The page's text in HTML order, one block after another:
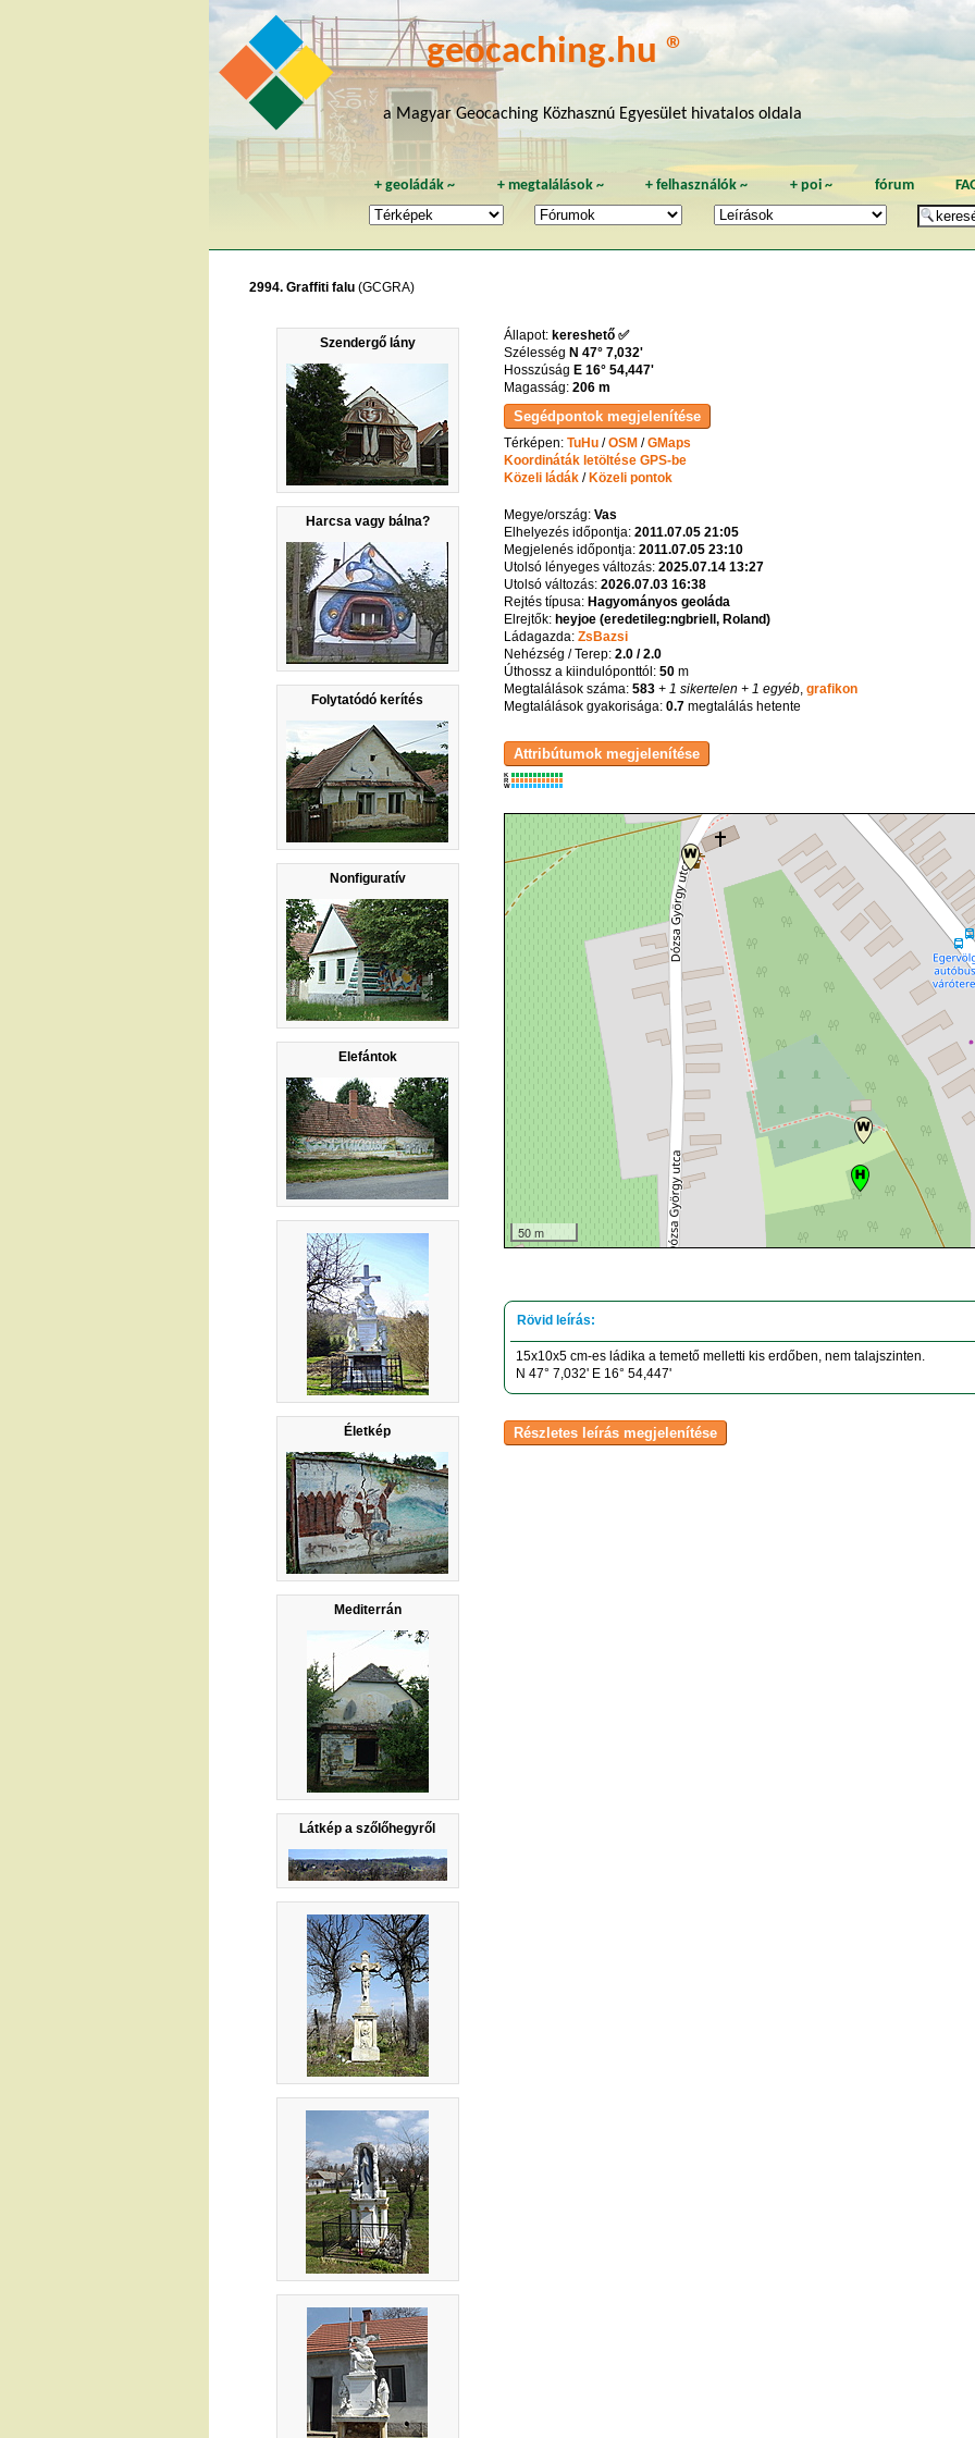
geocaching.hu ®
a Magyar Geocaching Közhasznú Egyesület hivatalos oldala
+geoládák ~ + megtalálások~ +felhasználók ~ + poi~ fórum
2994. Graffiti falu (GCGRA)
Szendergő lány
Harcsa vagy bálna?
Folytatódó kerítés
Nonfiguratív
Elefántok
Életkép
Mediterrán
Látkép a szőlőhegyről
Állapot: kereshető ✅
Szélesség N 47° 7,032'
Hosszúság E 16° 54,447'
Magasság: 206 m
Térképen: TuHu/OSM /GMaps
Koordináták letöltése GPS-be
Közeli ládák/ Közeli pontok
Megye/ország: Vas
Elhelyezés időpontja: 2011.07.05 21:05
Megjelenés időpontja: 2011.07.05 23:10
Utolsó lényeges változás: 2025.07.14 13:27
Utolsó változás: 2026.07.03 16:38
Rejtés típusa: Hagyományos geoláda
Elrejtők: heyjoe (eredetileg:ngbriell, Roland)
Ládagazda: ZsBazsi
Nehézség / Terep: 2.0 / 2.0
Úthossz a kiindulóponttól: 50m
Megtalálások száma: 583+ 1 sikertelen + 1 egyéb, grafikon
Megtalálások gyakorisága: 0.7megtalálás hetente
K
R
W
50 m
15x10x5 cm-es ládika a temető melletti kis erdőben, nem talajszinten.
N 47° 7,032' E 16° 54,447'